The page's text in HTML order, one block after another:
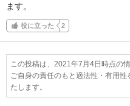
ます。
役に立った 2
この投稿は、2021年7月4日時点の情
ご自身の責任のもと適法性・有用
たします。